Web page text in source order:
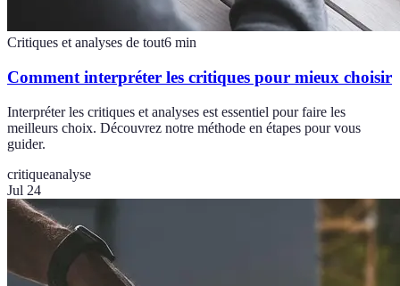
Critiques et analyses de tout6 min
Comment interpréter les critiques pour mieux choisir
Interpréter les critiques et analyses est essentiel pour faire les
meilleurs choix. Découvrez notre méthode en étapes pour vous
guider.
critiqueanalyse
Jul 24